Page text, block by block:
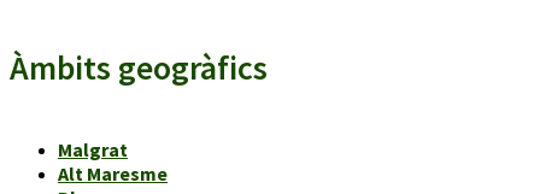
Àmbits geogràfics
Malgrat
Alt Maresme